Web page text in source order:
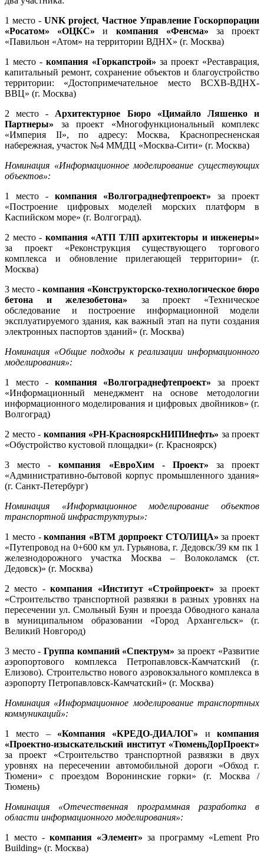
1 место - UNK project, Частное Управление Госкорпорации
«Росатом» «ОЦКС» и компания «Фенсма» за проект
«Павильон «Атом» на территории ВДНХ» (г. Москва)
1 место - компания «Горкапстрой» за проект «Реставрация,
капитальный ремонт, сохранение объектов и благоустройство
территории: «Достопримечательное место ВСХВ-ВДНХ-
ВВЦ» (г. Москва)
2 место - Архитектурное Бюро «Цимайло Ляшенко и
Партнеры» за проект «Многофункциональный комплекс
«Империя II», по адресу: Москва, Краснопресненская
набережная, участок №4 ММДЦ «Москва-Сити» (г. Москва)
Номинация «Информационное моделирование существующих
объектов»:
1 место - компания «Волгограднефтепроект» за проект
«Построение цифровых моделей морских платформ в
Каспийском море» (г. Волгоград).
2 место - компания «АТП ТЛП архитекторы и инженеры»
за проект «Реконструкция существующего торгового
комплекса и обновление прилегающей территории» (г.
Москва)
3 место - компания «Конструкторско-технологическое бюро
бетона и железобетона» за проект «Техническое
обследование и построение информационной модели
эксплуатируемого здания, как важный этап на пути создания
электронных паспортов зданий» (г. Москва)
Номинация «Общие подходы к реализации информационного
моделирования»:
1 место - компания «Волгограднефтепроект» за проект
«Информационный менеджмент на основе методологии
информационного моделирования и цифровых двойников» (г.
Волгоград)
2 место - компания «РН-КрасноярскНИПИнефть» за проект
«Обустройство кустовой площадки» (г. Красноярск)
3 место -компания «ЕвроХим - Проект» за проект
«Административно-бытовой корпус промышленного здания»
(г. Санкт-Петербург)
Номинация «Информационное моделирование объектов
транспортной инфраструктуры»:
1 место -компания «ВТМ дорпроект СТОЛИЦА»за проект
«Путепровод на 0+600 км ул. Гурьянова, г. Дедовск/39 км пк 1
железнодорожного участка Москва – Волоколамск (ст.
Дедовск)» (г. Москва)
2 место -компания «Институт «Стройпроект» за проект
«Строительство транспортной развязки в разных уровнях на
пересечении ул. Смольный Буян и проезда Обводного канала
в муниципальном образовании «Город Архангельск» (г.
Великий Новгород)
3 место - Группа компаний «Спектрум» за проект «Развитие
аэропортового комплекса Петропавловск-Камчатский (г.
Елизово). Строительство нового аэровокзального комплекса в
аэропорту Петропавловск-Камчатский» (г. Москва)
Номинация «Информационное моделирование транспортных
коммуникаций»:
1 место – «Компания «КРЕДО-ДИАЛОГ» икомпания
«Проектно-изыскательский институт «ТюменьДорПроект»
за проект «Строительство транспортной развязки в двух
уровнях на пересечении автомобильной дороги «Обход г.
Тюмени» с проездом Воронинские горки» (г. Москва /
Тюмень)
Номинация «Отечественная программная разработка в
области информационного моделирования»:
1 место - компания «Элемент» за программу «Lement Pro
Building» (г. Москва)